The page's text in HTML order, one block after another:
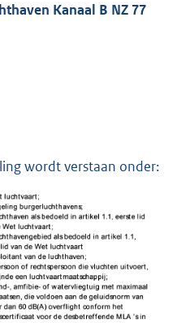
Kanaal B NZ 77
wordt verstaan onder: